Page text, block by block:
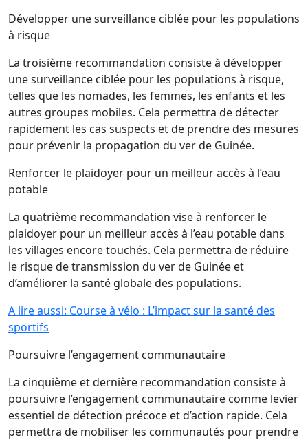
Développer une surveillance ciblée pour les populations
à risque
La troisième recommandation consiste à développer
une surveillance ciblée pour les populations à risque,
telles que les nomades, les femmes, les enfants et les
autres groupes mobiles. Cela permettra de détecter
rapidement les cas suspects et de prendre des mesures
pour prévenir la propagation du ver de Guinée.
Renforcer le plaidoyer pour un meilleur accès à l’eau
potable
La quatrième recommandation vise à renforcer le
plaidoyer pour un meilleur accès à l’eau potable dans
les villages encore touchés. Cela permettra de réduire
le risque de transmission du ver de Guinée et
d’améliorer la santé globale des populations.
A lire aussi: Course à vélo : L’impact sur la santé des
sportifs
Poursuivre l’engagement communautaire
La cinquième et dernière recommandation consiste à
poursuivre l’engagement communautaire comme levier
essentiel de détection précoce et d’action rapide. Cela
permettra de mobiliser les communautés pour prendre